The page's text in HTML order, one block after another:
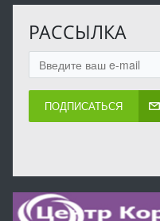
РАССЫЛКА
ПОДПИСАТЬСЯ